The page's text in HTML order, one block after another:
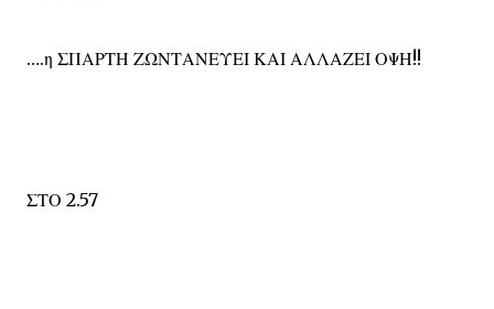
….η ΣΠΑΡΤΗ ΖΩΝΤΑΝΕΥΕΙ ΚΑΙ ΑΛΛΑΖΕΙ ΟΨΗ!!
ΣΤΟ 2.57